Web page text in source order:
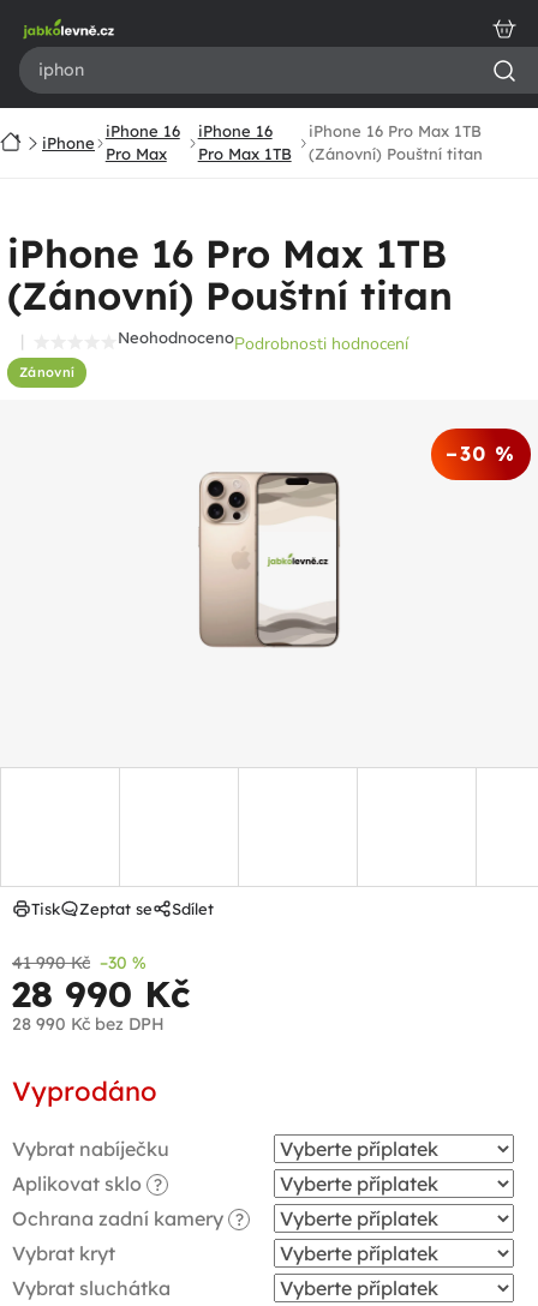
obsah
DomůiPhone
iPhone 16
Pro Max
iPhone 16
Pro Max 1TB
iPhone 16 Pro Max 1TB
(Zánovní) Pouštní titan
iPhone 16 Pro Max 1TB
(Zánovní) Pouštní titan
Zánovní
Průměrné
hodnocení
NeohodnocenoPodrobnosti hodnocení
–30 %
41 990 Kč –30 %
28 990 Kč
28 990 Kč bez DPH
cena:
Vyprodáno
Vybrat nabíječku
Aplikovat sklo
?
Ochrana zadní kamery ?
Vybrat kryt
Vybrat sluchátka
Tisk Zeptat se Sdílet